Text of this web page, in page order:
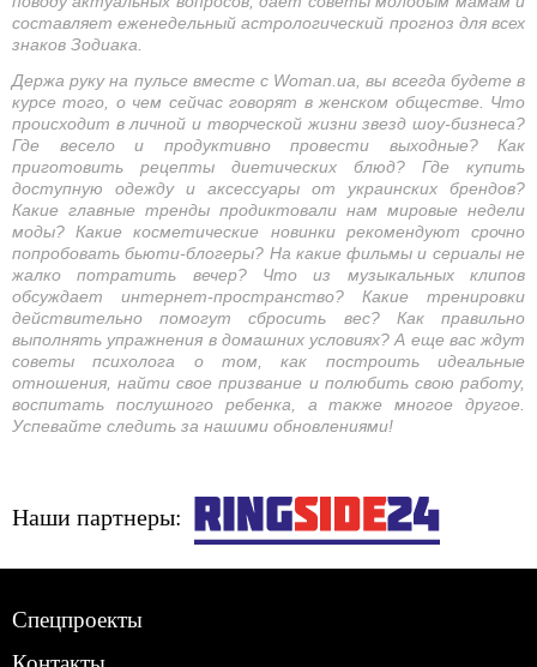
составляет еженедельный астрологический прогноз для всех
знаков Зодиака.
Держа руку на пульсе вместе с Woman.ua, вы всегда будете в
курсе того, о чем сейчас говорят в женском обществе. Что
происходит в личной и творческой жизни звезд шоу-бизнеса?
Где весело и продуктивно провести выходные? Как
приготовить рецепты диетических блюд? Где купить
доступную одежду и аксессуары от украинских брендов?
Какие главные тренды продиктовали нам мировые недели
моды? Какие косметические новинки рекомендуют срочно
попробовать бьюти-блогеры? На какие фильмы и сериалы не
жалко потратить вечер? Что из музыкальных клипов
обсуждает интернет-пространство? Какие тренировки
действительно помогут сбросить вес? Как правильно
выполнять упражнения в домашних условиях? А еще вас ждут
советы психолога о том, как построить идеальные
отношения, найти свое призвание и полюбить свою работу,
воспитать послушного ребенка, а также многое другое.
Успевайте следить за нашими обновлениями!
Наши партнеры:
Спецпроекты